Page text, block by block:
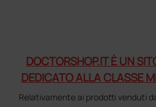
DOCTORSHOP.IT È UN
DEDICATO ALLA CLASSE
Relativamente ai prodotti venduti